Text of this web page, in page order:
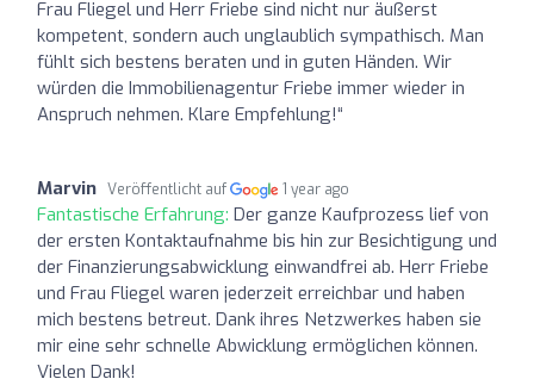
Frau Fliegel und Herr Friebe sind nicht nur äußerst
kompetent, sondern auch unglaublich sympathisch. Man
fühlt sich bestens beraten und in guten Händen. Wir
würden die Immobilienagentur Friebe immer wieder in
Anspruch nehmen. Klare Empfehlung!“
Marvin Veröffentlicht auf 1 year ago
Fantastische Erfahrung: Der ganze Kaufprozess lief von
der ersten Kontaktaufnahme bis hin zur Besichtigung und
der Finanzierungsabwicklung einwandfrei ab. Herr Friebe
und Frau Fliegel waren jederzeit erreichbar und haben
mich bestens betreut. Dank ihres Netzwerkes haben sie
mir eine sehr schnelle Abwicklung ermöglichen können.
Vielen Dank!